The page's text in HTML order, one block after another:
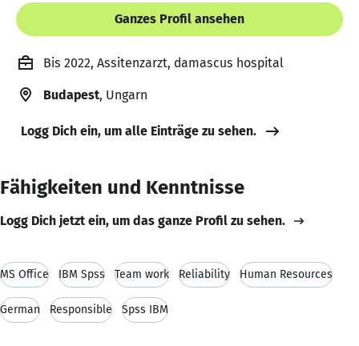
Ganzes Profil ansehen
Bis 2022, Assitenzarzt, damascus hospital
Budapest, Ungarn
Logg Dich ein, um alle Einträge zu sehen.
Fähigkeiten und Kenntnisse
Logg Dich jetzt ein, um das ganze Profil zu sehen.
MS Office IBM Spss Team work Reliability Human Resources
German Responsible Spss IBM